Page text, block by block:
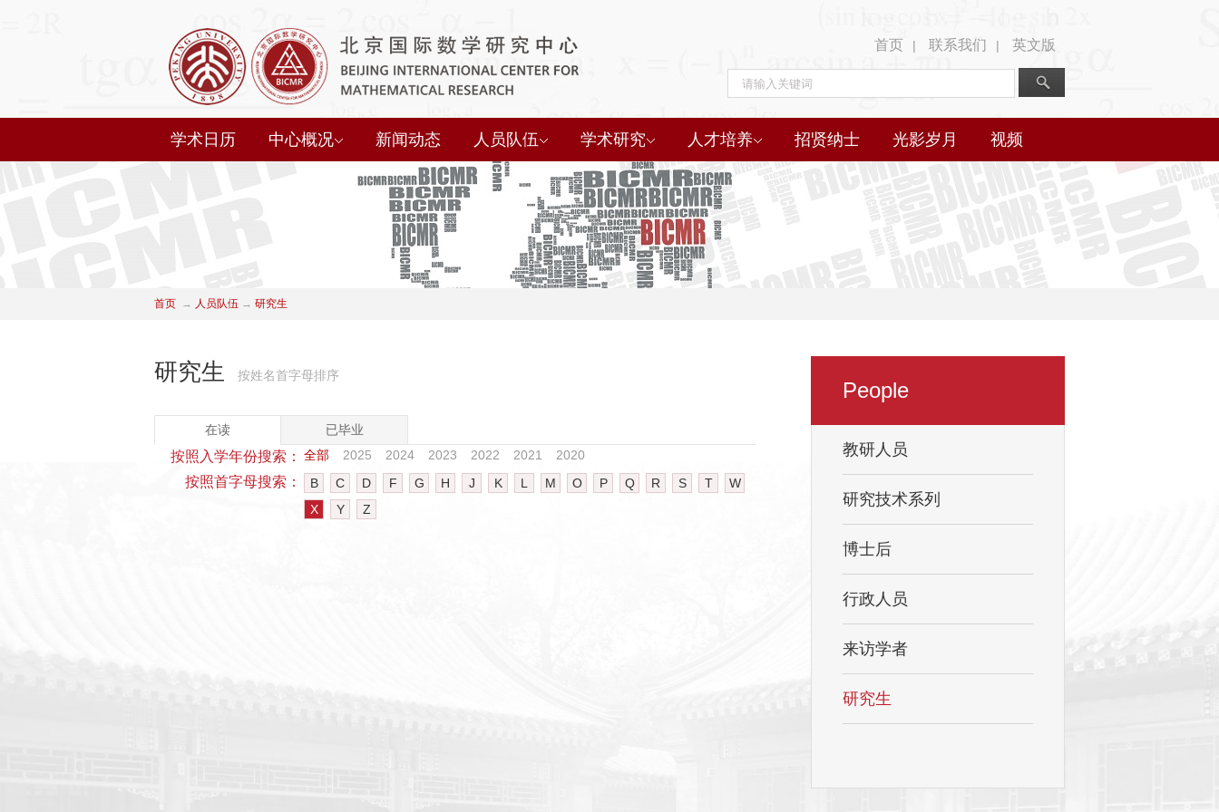
首页 | 联系我们 | 英文版
学术日历 中心概况 新闻动态 人员队伍 学术研究 人才培养 招贤纳士 光影岁月 视频
首页 → 人员队伍 → 研究生
研究生 按姓名首字母排序
在读 已毕业
按照入学年份搜索： 全部 2025 2024 2023 2022 2021 2020
按照首字母搜索： B C D F G H J K L M O P Q R S T
W
X
Y Z
People
教研人员
研究技术系列
博士后
行政人员
来访学者
研究生